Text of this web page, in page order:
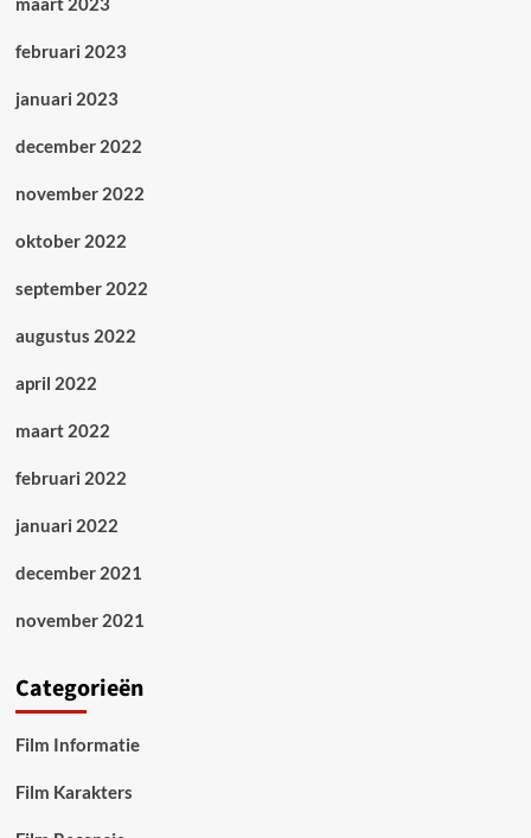
februari 2023
januari 2023
december 2022
november 2022
oktober 2022
september 2022
augustus 2022
april 2022
maart 2022
februari 2022
januari 2022
december 2021
november 2021
Categorieën
Film Informatie
Film Karakters